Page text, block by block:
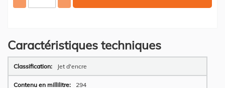
Caractéristiques techniques
Plus
d’information
Jet d'encre
294